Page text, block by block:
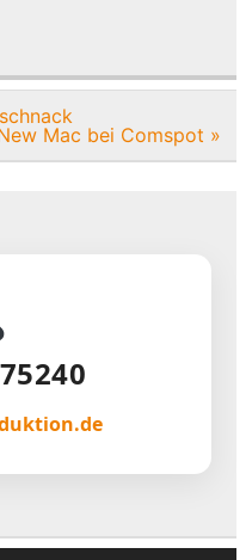
Mac bei Comspot »